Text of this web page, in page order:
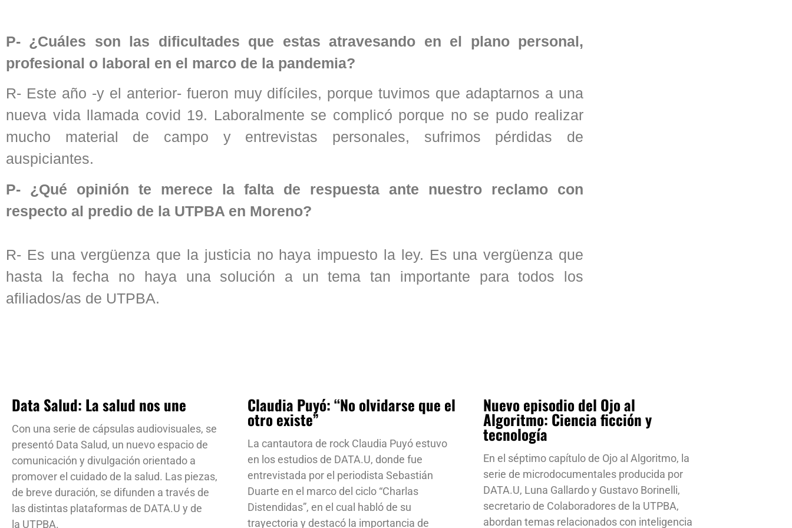
P- ¿Cuáles son las dificultades que estas atravesando en el plano personal,
profesional o laboral en el marco de la pandemia?
R- Este año -y el anterior- fueron muy difíciles, porque tuvimos que adaptarnos a una
nueva vida llamada covid 19. Laboralmente se complicó porque no se pudo realizar
mucho material de campo y entrevistas personales, sufrimos pérdidas de
auspiciantes.
P- ¿Qué opinión te merece la falta de respuesta ante nuestro reclamo con
respecto al predio de la UTPBA en Moreno?
R- Es una vergüenza que la justicia no haya impuesto la ley. Es una vergüenza que
hasta la fecha no haya una solución a un tema tan importante para todos los
afiliados/as de UTPBA.
Data Salud: La salud nos une
Con una serie de cápsulas audiovisuales, se
presentó Data Salud, un nuevo espacio de
comunicación y divulgación orientado a
promover el cuidado de la salud. Las piezas,
de breve duración, se difunden a través de
las distintas plataformas de DATA.U y de
la UTPBA.
Claudia Puyó: “No olvidarse que el
otro existe”
La cantautora de rock Claudia Puyó estuvo
en los estudios de DATA.U, donde fue
entrevistada por el periodista Sebastián
Duarte en el marco del ciclo “Charlas
Distendidas”, en el cual habló de su
trayectoria y destacó la importancia de
Nuevo episodio del Ojo al
Algoritmo: Ciencia ficción y
tecnología
En el séptimo capítulo de Ojo al Algoritmo, la
serie de microdocumentales producida por
DATA.U, Luna Gallardo y Gustavo Borinelli,
secretario de Colaboradores de la UTPBA,
abordan temas relacionados con inteligencia